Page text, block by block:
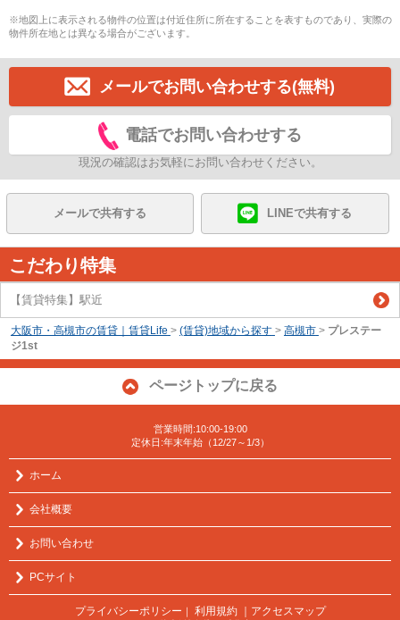
※地図上に表示される物件の位置は付近住所に所在することを表すものであり、実際の
物件所在地とは異なる場合がございます。
メールでお問い合わせする(無料)
電話でお問い合わせする
現況の確認はお気軽にお問い合わせください。
メールで共有する LINEで共有する
こだわり特集
【賃貸特集】駅近
大阪市・高槻市の賃貸｜賃貸Life > (賃貸)地域から探す > 高槻市 > プレステー
ジ1st
ページトップに戻る
営業時間:10:00-19:00
定休日:年末年始（12/27～1/3）
ホーム
会社概要
お問い合わせ
PCサイト
プライバシーポリシー 利用規約 ｜アクセスマップ